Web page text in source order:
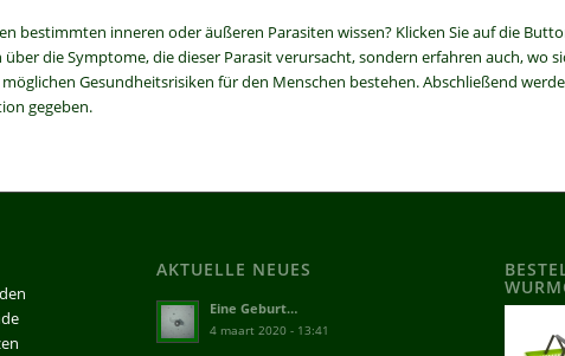
bestimmten inneren oder äußeren Parasiten wissen? Klicken Sie auf die
die Symptome, die dieser Parasit verursacht, sondern erfahren auch, wo
Gesundheitsrisiken für den Menschen bestehen. Abschließend
gegeben.
AKTUELLE NEUES
Eine Geburt…
4 maart 2020 - 13:41